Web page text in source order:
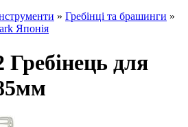
» Гребінці та брашинги »
Японія
для